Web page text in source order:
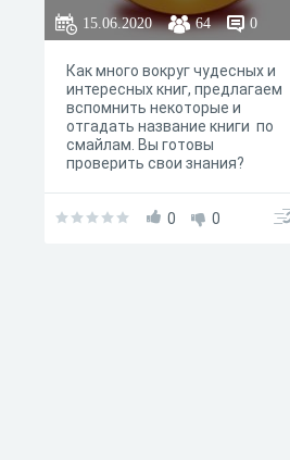
15.06.2020 64 0
Как много вокруг чудесных и
интересных книг, предлагаем
вспомнить некоторые и
отгадать название книги по
смайлам. Вы готовы
проверить свои знания?
0 0